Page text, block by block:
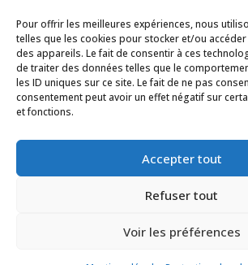
Pour offrir les meilleures expériences, nous
telles que les cookies pour stocker et/ou
des appareils. Le fait de consentir à ces
de traiter des données telles que le
les ID uniques sur ce site. Le fait de ne pas
consentement peut avoir un effet négatif sur
et fonctions.
Accepter tout
Refuser tout
Voir les préférences
✆ +32 477 91 58 46
✉ infos@coeurs-en-choeur.be
Toute proposition de partenariat en